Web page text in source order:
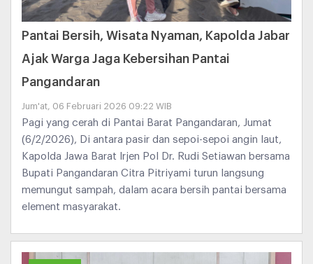
Pantai Bersih, Wisata Nyaman, Kapolda Jabar
Ajak Warga Jaga Kebersihan Pantai
Pangandaran
Jum'at, 06 Februari 2026 09:22 WIB
Pagi yang cerah di Pantai Barat Pangandaran, Jumat
(6/2/2026), Di antara pasir dan sepoi-sepoi angin laut,
Kapolda Jawa Barat Irjen Pol Dr. Rudi Setiawan bersama
Bupati Pangandaran Citra Pitriyami turun langsung
memungut sampah, dalam acara bersih pantai bersama
element masyarakat.